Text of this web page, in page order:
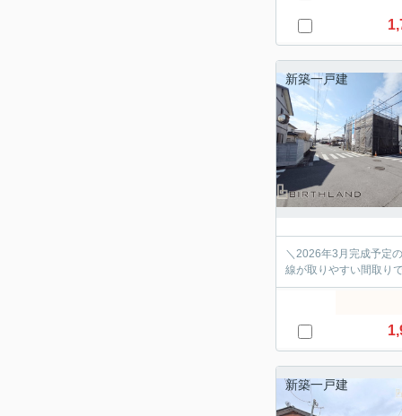
新築一戸建
＼2026年3月完成予定
線が取りやすい間取り
新築一戸建